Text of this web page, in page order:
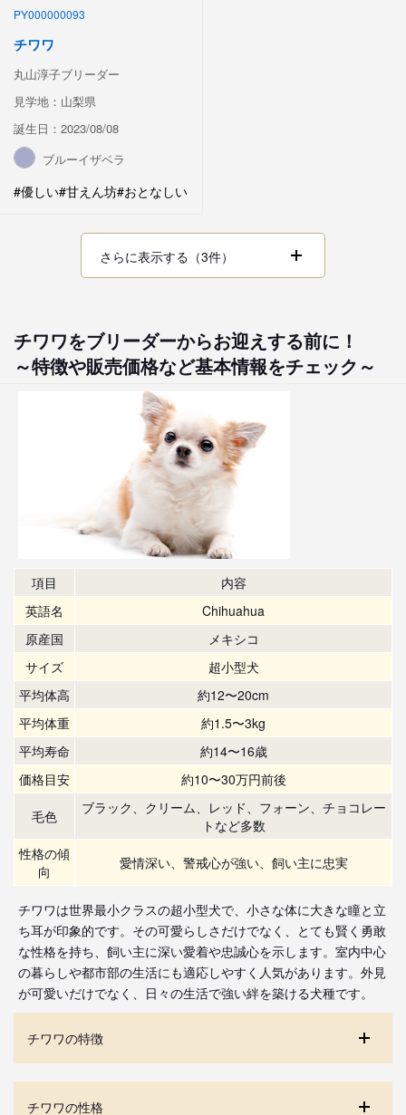
PY000000093
チワワ
丸山淳子ブリーダー
見学地：山梨県
誕生日：2023/08/08
ブルーイザベラ
#優しい#甘えん坊#おとなしい
さらに表示する（3件）
チワワをブリーダーからお迎えする前に！
～特徴や販売価格など基本情報をチェック～
項目
内容
英語名
Chihuahua
原産国
メキシコ
サイズ
超小型犬
平均体高
約12〜20cm
平均体重
約1.5〜3kg
平均寿命
約14〜16歳
価格目安
約10〜30万円前後
毛色
ブラック、クリーム、レッド、フォーン、チョコレー
トなど多数
性格の傾
向
愛情深い、警戒心が強い、飼い主に忠実
チワワは世界最小クラスの超小型犬で、小さな体に大きな瞳と立
ち耳が印象的です。その可愛らしさだけでなく、とても賢く勇敢
な性格を持ち、飼い主に深い愛着や忠誠心を示します。室内中心
の暮らしや都市部の生活にも適応しやすく人気があります。外見
が可愛いだけでなく、日々の生活で強い絆を築ける犬種です。
チワワの特徴
チワワの性格